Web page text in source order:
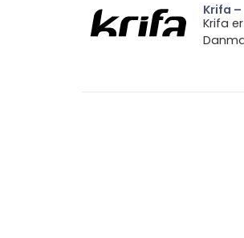
Krifa
Krifa